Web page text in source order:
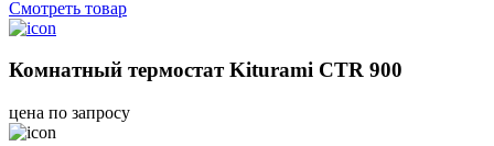
Смотреть товар
Комнатный термостат Kiturami CTR 900
цена по запросу